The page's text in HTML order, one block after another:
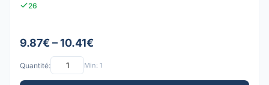
26
9.87€ – 10.41€
Quantité: Min: 1